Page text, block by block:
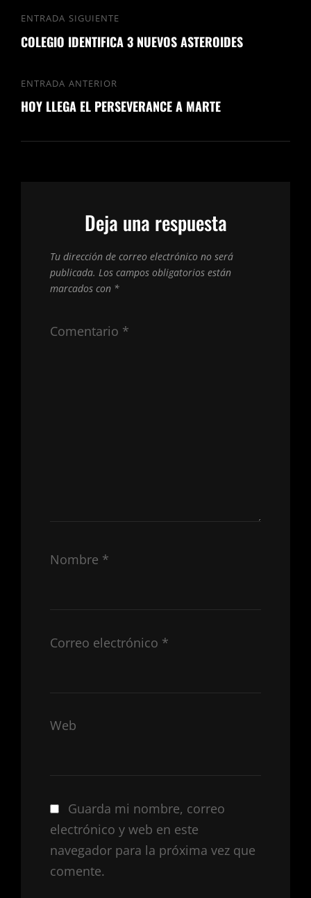
ENTRADA ANTERIOR
HOY LLEGA EL PERSEVERANCE A MARTE
ENTRADA SIGUIENTE
COLEGIO IDENTIFICA 3 NUEVOS ASTEROIDES
Deja una respuesta
Tu dirección de correo electrónico no será
publicada. Los campos obligatorios están
marcados con *
Comentario *
Nombre *
Correo electrónico *
Web
Guarda mi nombre, correo
electrónico y web en este
navegador para la próxima vez que
comente.